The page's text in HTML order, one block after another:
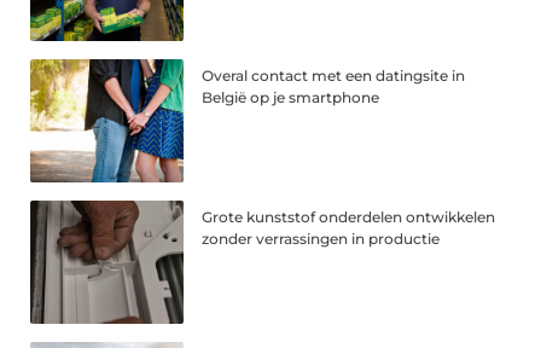
Overal contact met een datingsite in
België op je smartphone
Grote kunststof onderdelen ontwikkelen
zonder verrassingen in productie